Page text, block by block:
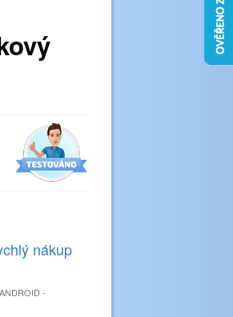
nákup
-